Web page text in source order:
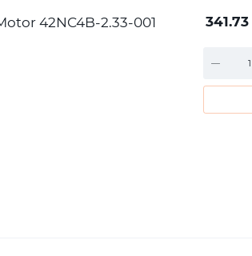
42NC4B-2.33-001 341.73